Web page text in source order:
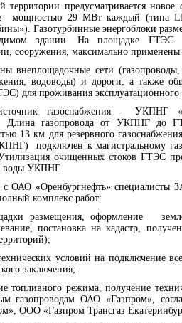
территории предусматривается новое
мощностью 29 МВт каждый (типа
Газотурбинные энергоблоки
здании. На площадке ГТЭС
сооружения, максимально применены
внеплощадочные сети (газопроводы,
водоводы) и дороги, а также
для проживания эксплуатационного
газоснабжения – УКПНГ
Длина газопровода от УКПНГ до
13 км для резервного
подключен к магистральному
очищенных стоков ГТЭС
воды УКПНГ.
с ОАО «Оренбургнефть» специалисты
комплекс работ:
размещения, оформление
постановка на кадастр,
условий на подключение
заключения;
топливного режима, получение
газопроводам ОАО «Газпром»,
ООО «Газпром Трансгаз